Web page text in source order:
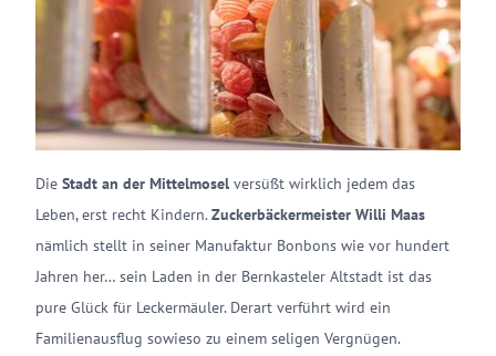
Die Stadt an der Mittelmosel versüßt wirklich jedem das
Leben, erst recht Kindern.Zuckerbäckermeister Willi Maas
nämlich stellt in seiner Manufaktur Bonbons wie vor hundert
Jahren her… sein Laden in der Bernkasteler Altstadt ist das
pure Glück für Leckermäuler. Derart verführt wird ein
Familienausflug sowieso zu einem seligen Vergnügen.